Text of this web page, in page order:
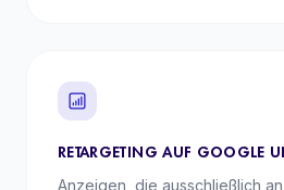
RETARGETING AUF GOOGLE
Anzeigen, die ausschließlich